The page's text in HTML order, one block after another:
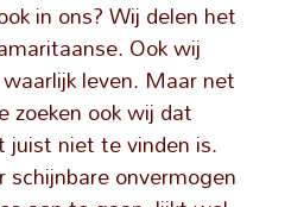
in ons? Wij delen het
Ook wij
leven. Maar net
zoeken ook wij dat
juist niet te vinden is.
onvermogen